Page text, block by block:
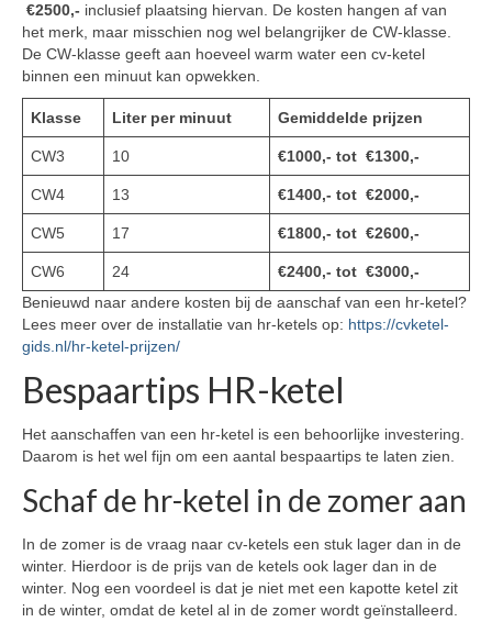
€2500,- inclusief plaatsing hiervan. De kosten hangen af van
het merk, maar misschien nog wel belangrijker de CW-klasse.
De CW-klasse geeft aan hoeveel warm water een cv-ketel
binnen een minuut kan opwekken.
Klasse Liter per minuut Gemiddelde prijzen
CW3 10 €1000,- tot €1300,-
CW4 13 €1400,- tot €2000,-
CW5 17 €1800,- tot €2600,-
CW6 24
€2400,- tot €3000,-
Benieuwd naar andere kosten bij de aanschaf van een hr-ketel?
Lees meer over de installatie van hr-ketels op: https://cvketel-
gids.nl/hr-ketel-prijzen/
Bespaartips HR-ketel
Het aanschaffen van een hr-ketel is een behoorlijke investering.
Daarom is het wel fijn om een aantal bespaartips te laten zien.
Schaf de hr-ketel in de zomer aan
In de zomer is de vraag naar cv-ketels een stuk lager dan in de
winter. Hierdoor is de prijs van de ketels ook lager dan in de
winter. Nog een voordeel is dat je niet met een kapotte ketel zit
in de winter, omdat de ketel al in de zomer wordt geïnstalleerd.